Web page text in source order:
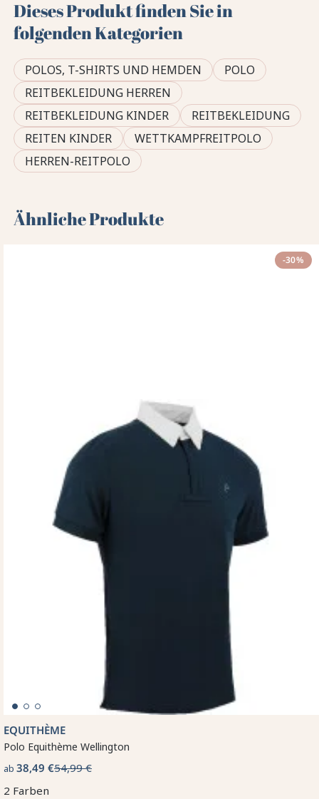
Dieses Produkt finden Sie in
folgenden Kategorien
POLOS, T-SHIRTS UND HEMDEN
POLO
REITBEKLEIDUNG HERREN
REITBEKLEIDUNG KINDER
REITBEKLEIDUNG
REITEN KINDER
WETTKAMPFREITPOLO
HERREN-REITPOLO
Ähnliche Produkte
-30%
EQUITHÈME
Polo Equithème Wellington
ab 38,49 €54,99 €
2 Farben